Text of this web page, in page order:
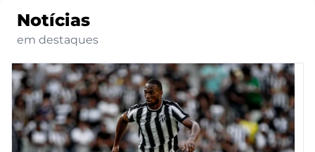
Notícias
em destaques